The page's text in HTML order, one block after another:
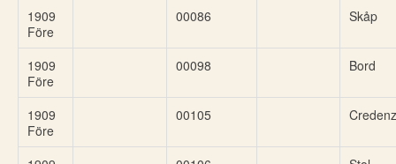
1909
Före
00086 Skåp
1909
Före
00098 Bord
1909
Före
00105 Credenz